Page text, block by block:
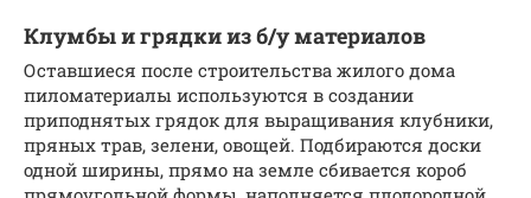
Клумбы и грядки из б/у материалов
Оставшиеся после строительства жилого дома
пиломатериалы используются в создании
приподнятых грядок для выращивания клубники,
пряных трав, зелени, овощей. Подбираются доски
одной ширины, прямо на земле сбивается короб